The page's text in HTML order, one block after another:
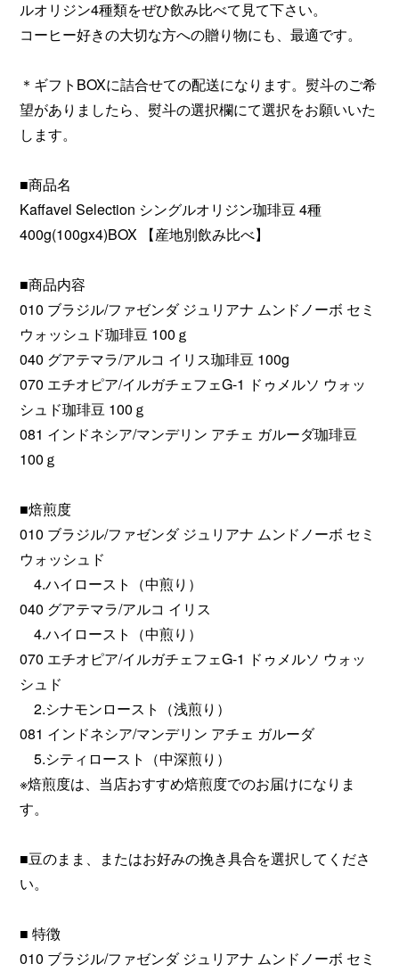
ルオリジン4種類をぜひ飲み比べて見て下さい。
コーヒー好きの大切な方への贈り物にも、最適です。
＊ギフトBOXに詰合せての配送になります。熨斗のご希
望がありましたら、熨斗の選択欄にて選択をお願いいた
します。
■商品名
Kaffavel Selection シングルオリジン珈琲豆 4種
400g(100gx4)BOX 【産地別飲み比べ】
■商品内容
010 ブラジル/ファゼンダ ジュリアナ ムンドノーボ セミ
ウォッシュド珈琲豆 100ｇ
040 グアテマラ/アルコ イリス珈琲豆 100g
070 エチオピア/イルガチェフェG-1 ドゥメルソ ウォッ
シュド珈琲豆 100ｇ
081 インドネシア/マンデリン アチェ ガルーダ珈琲豆
100ｇ
■焙煎度
010 ブラジル/ファゼンダ ジュリアナ ムンドノーボ セミ
ウォッシュド
4.ハイロースト（中煎り）
040 グアテマラ/アルコ イリス
4.ハイロースト（中煎り）
070 エチオピア/イルガチェフェG-1 ドゥメルソ ウォッ
シュド
2.シナモンロースト（浅煎り）
081 インドネシア/マンデリン アチェ ガルーダ
5.シティロースト（中深煎り）
※焙煎度は、当店おすすめ焙煎度でのお届けになりま
す。
■豆のまま、またはお好みの挽き具合を選択してくださ
い。
■ 特徴
010 ブラジル/ファゼンダ ジュリアナ ムンドノーボ セミ